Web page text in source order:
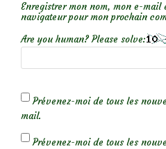
Enregistrer mon nom, mon e-mail
navigateur pour mon prochain
Are you human? Please solve:
Prévenez-moi de tous les
mail.
Prévenez-moi de tous les